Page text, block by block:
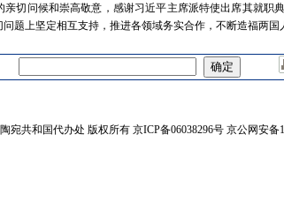
切问候和崇高敬意，感谢习近平主席派特使出席其就职
题上坚定相互支持，推进各领域务实合作，不断造福两国
宛共和国代办处 版权所有 京ICP备06038296号 京公网安备